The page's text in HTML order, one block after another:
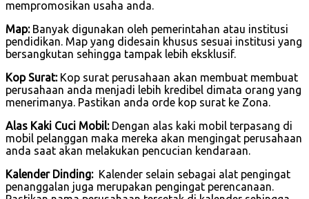
mempromosikan usaha anda.
Map:Banyak digunakan oleh pemerintahan atau institusi
pendidikan. Map yang didesain khusus sesuai institusi yang
bersangkutan sehingga tampak lebih eksklusif.
Kop Surat:Kop surat perusahaan akan membuat membuat
perusahaan anda menjadi lebih kredibel dimata orang yang
menerimanya. Pastikan anda orde kop surat ke Zona.
Alas Kaki Cuci Mobil:Dengan alas kaki mobil terpasang di
mobil pelanggan maka mereka akan mengingat perusahaan
anda saat akan melakukan pencucian kendaraan.
Kalender Dinding:Kalender selain sebagai alat pengingat
penanggalan juga merupakan pengingat perencanaan.